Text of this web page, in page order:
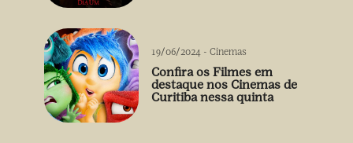
19/06/2024 - Cinemas
Confira os Filmes em
destaque nos Cinemas de
Curitiba nessa quinta